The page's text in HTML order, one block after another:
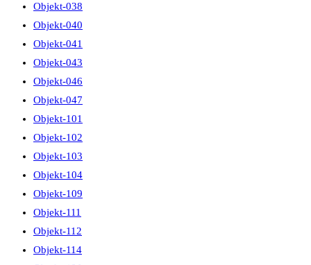
Objekt-038
Objekt-040
Objekt-041
Objekt-043
Objekt-046
Objekt-047
Objekt-101
Objekt-102
Objekt-103
Objekt-104
Objekt-109
Objekt-111
Objekt-112
Objekt-114